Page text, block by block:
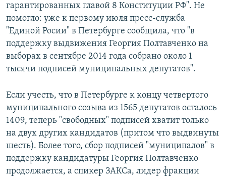
гарантированных главой 8 Конституции РФ". Не
помогло: уже к первому июля пресс-служба
"Единой Росии" в Петербурге сообщила, что "в
поддержку выдвижения Георгия Полтавченко на
выборах в сентябре 2014 года собрано около 1
тысячи подписей муниципальных депутатов".
Если учесть, что в Петербурге к концу четвертого
муниципального созыва из 1565 депутатов осталось
1409, теперь "свободных" подписей хватит только
на двух других кандидатов (притом что выдвинуты
шесть). Более того, сбор подписей "муниципалов" в
поддержку кандидатуры Георгия Полтавченко
продолжается, а спикер ЗАКСа, лидер фракции